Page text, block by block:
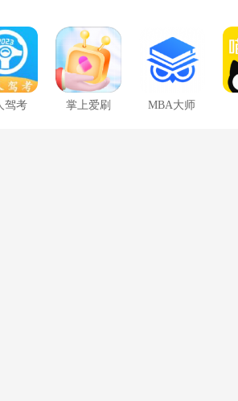
驾考 掌上爱刷 MBA大师